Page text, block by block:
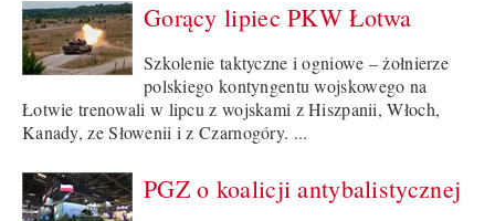
Gorący lipiec PKW Łotwa
Szkolenie taktyczne i ogniowe – żołnierze
polskiego kontyngentu wojskowego na
Łotwie trenowali w lipcu z wojskami z Hiszpanii, Włoch,
Kanady, ze Słowenii i z Czarnogóry. ...
PGZ o koalicji antybalistycznej